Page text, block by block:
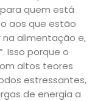
quem está
aos que estão
na alimentação e,
Isso porque o
altos teores
estressantes,
de energia a